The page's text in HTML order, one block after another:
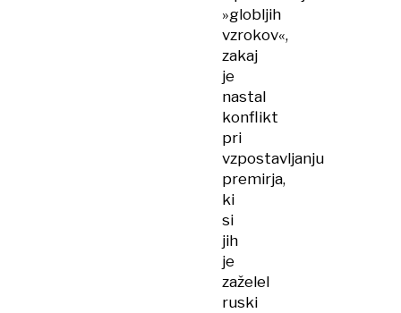
»globljih
vzrokov«,
zakaj
je
nastal
konflikt
pri
vzpostavljanju
premirja,
ki
si
jih
je
zaželel
ruski